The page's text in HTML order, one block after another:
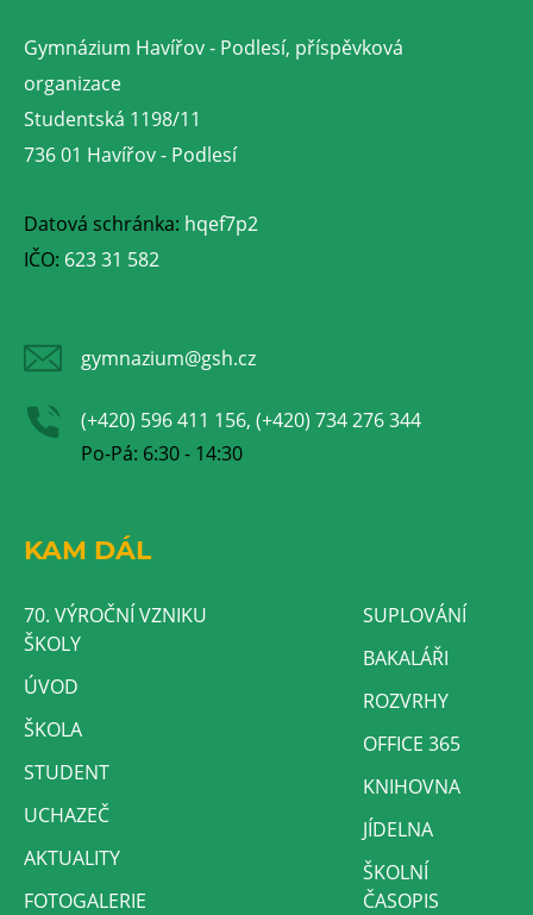
Gymnázium Havířov - Podlesí, příspěvková
organizace
Studentská 1198/11
736 01 Havířov - Podlesí
Datová schránka: hqef7p2
IČO: 623 31 582
gymnazium@gsh.cz
(+420) 596 411 156, (+420) 734 276 344
Po-Pá: 6:30 - 14:30
KAM DÁL
70. VÝROČNÍ VZNIKU
ŠKOLY
ÚVOD
ŠKOLA
STUDENT
UCHAZEČ
AKTUALITY
FOTOGALERIE
SUPLOVÁNÍ
BAKALÁŘI
ROZVRHY
OFFICE 365
KNIHOVNA
JÍDELNA
ŠKOLNÍ
ČASOPIS